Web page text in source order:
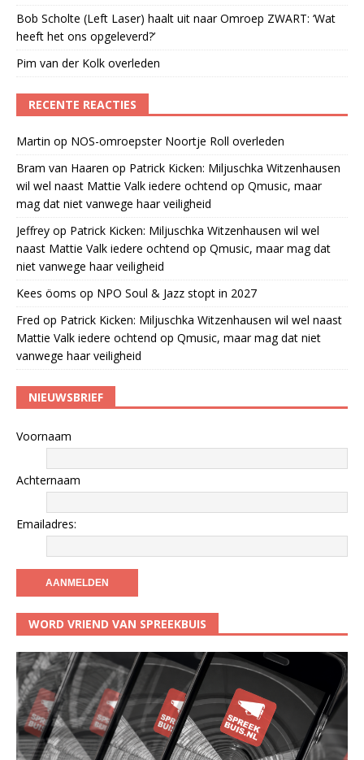
Bob Scholte (Left Laser) haalt uit naar Omroep ZWART: ‘Wat
heeft het ons opgeleverd?’
Pim van der Kolk overleden
RECENTE REACTIES
Martin op NOS-omroepster Noortje Roll overleden
Bram van Haaren op Patrick Kicken: Miljuschka Witzenhausen
wil wel naast Mattie Valk iedere ochtend op Qmusic, maar
mag dat niet vanwege haar veiligheid
Jeffrey op Patrick Kicken: Miljuschka Witzenhausen wil wel
naast Mattie Valk iedere ochtend op Qmusic, maar mag dat
niet vanwege haar veiligheid
Kees öoms op NPO Soul & Jazz stopt in 2027
Fred op Patrick Kicken: Miljuschka Witzenhausen wil wel naast
Mattie Valk iedere ochtend op Qmusic, maar mag dat niet
vanwege haar veiligheid
NIEUWSBRIEF
Voornaam
Achternaam
Emailadres:
WORD VRIEND VAN SPREEKBUIS